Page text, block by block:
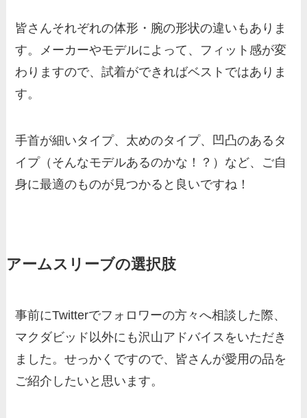
皆さんそれぞれの体形・腕の形状の違いもありま
す。メーカーやモデルによって、フィット感が変
わりますので、試着ができればベストではありま
す。
手首が細いタイプ、太めのタイプ、凹凸のあるタ
イプ（そんなモデルあるのかな！？）など、ご自
身に最適のものが見つかると良いですね！
アームスリーブの選択肢
事前にTwitterでフォロワーの方々へ相談した際、
マクダビッド以外にも沢山アドバイスをいただき
ました。せっかくですので、皆さんが愛用の品を
ご紹介したいと思います。